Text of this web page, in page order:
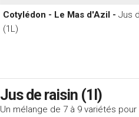
Cotylédon - Le Mas d'Azil - Jus
(1L)
Jus de raisin (1l)
Un mélange de 7 à 9 variétés